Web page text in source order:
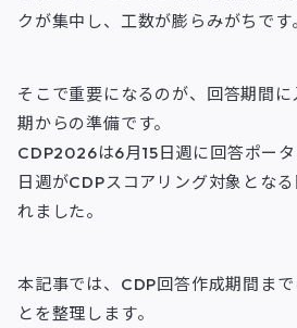
クが集中し、工数が膨らみがちです
そこで重要になるのが、回答期間
期からの準備です。
CDP2026は6月15日週に回答ポー
日週がCDPスコアリング対象とな
れました。
本記事では、CDP回答作成期間ま
とを整理します。